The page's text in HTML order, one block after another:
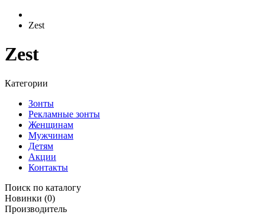
Zest
Zest
Категории
Зонты
Рекламные зонты
Женщинам
Мужчинам
Детям
Акции
Контакты
Поиск по каталогу
Новинки (0)
Производитель